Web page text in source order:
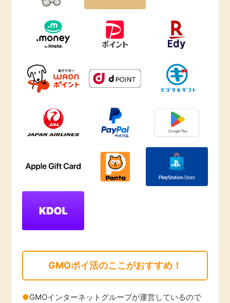
GMOポイ活のここがおすすめ！
GMOインターネットグループが運営しているので